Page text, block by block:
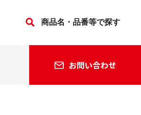
お問い合わせ
法人の方